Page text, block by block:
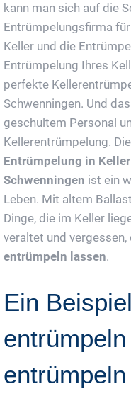
kann man sich auf die
Entrümpelungsfirma
Keller und die
Entrümpelung Ihres
perfekte
Schwenningen. Und
geschultem Personal
Kellerentrümpelung. Die
Entrümpelung in
Schwenningen ist ein
Leben. Mit altem
Dinge, die im Keller
veraltet und
entrümpeln lassen.
Ein